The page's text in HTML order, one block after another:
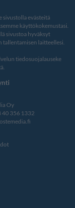
sivustolla evästeitä
käyttökokemustasi.
sivustoa hyväksyt
tallentamisen laitteellesi.
tiedosuojalauseke
.
Oy
40 356 1332